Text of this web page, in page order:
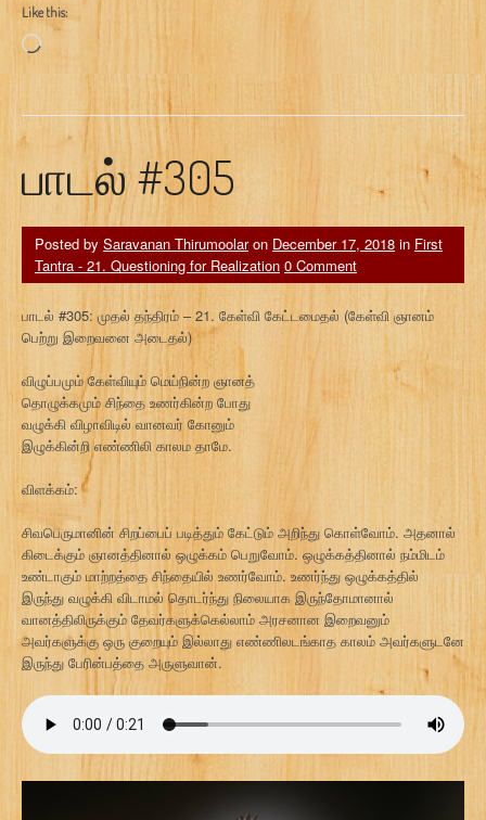
Like this:
Loading…
பாடல் #305
Posted by Saravanan Thirumoolaron December 17, 2018 in First
Tantra - 21. Questioning for Realization 0 Comment
பாடல் #305: முதல் தந்திரம் – 21. கேள்வி கேட்டமைதல் (கேள்வி ஞானம்
பெற்று இறைவனை அடைதல்)
விழுப்பமும் கேள்வியும் மெய்நின்ற ஞானத்
தொழுக்கமும் சிந்தை உணர்கின்ற போது
வழுக்கி விழாவிடில் வானவர் கோனும்
இழுக்கின்றி எண்ணிலி காலம தாமே.
விளக்கம்:
சிவபெருமானின் சிறப்பைப் படித்தும் கேட்டும் அறிந்து கொள்வோம். அதனால்
கிடைக்கும் ஞானத்தினால் ஒழுக்கம் பெறுவோம். ஒழுக்கத்தினால் நம்மிடம்
உண்டாகும் மாற்றத்தை சிந்தையில் உணர்வோம். உணர்ந்து ஒழுக்கத்தில்
இருந்து வழுக்கி விடாமல் தொடர்ந்து நிலையாக இருந்தோமானால்
வானத்திலிருக்கும் தேவர்களுக்கெல்லாம் அரசனான இறைவனும்
அவர்களுக்கு ஒரு குறையும் இல்லாது எண்ணிலடங்காத காலம் அவர்களுடனே
இருந்து பேரின்பத்தை அருளுவான்.